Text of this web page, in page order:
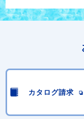
カタログ請求